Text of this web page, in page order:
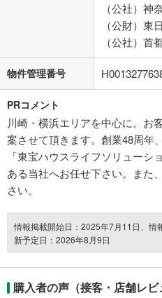
（公社）神
（公財）東
（公社）首
物件管理番号
PRコメント
川崎・横浜エリアを中心に。お
案させて頂きます。創業48周年
「東宝ハウスライフソリュー
ある当社へお任せ下さい。また
さい。
情報掲載開始日：2025年7月11日、情
新予定日：2026年8月9日
購入者の声（接客・店舗レビ